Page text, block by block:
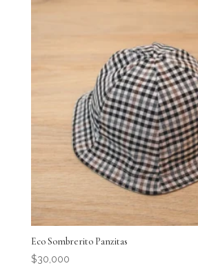
Eco Sombrerito Panzitas
$30,000